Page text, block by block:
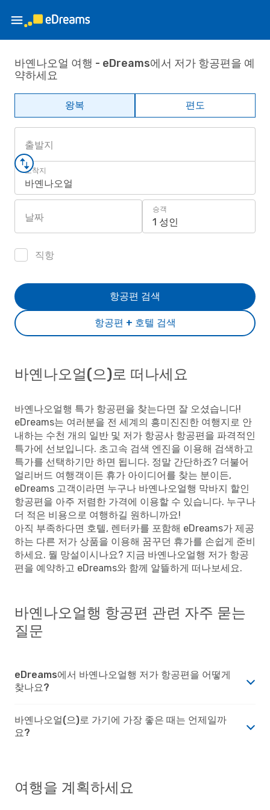
바옌나오얼 여행 - eDreams에서 저가 항공편을 예
약하세요
왕복 편도
출발지
도착지
바옌나오얼
날짜
승객
1 성인
직항
항공편 + 호텔 검색
항공편 검색
바옌나오얼(으)로 떠나세요
바옌나오얼행 특가 항공편을 찾는다면 잘 오셨습니다!
eDreams는 여러분을 전 세계의 흥미진진한 여행지로 안
내하는 수천 개의 일반 및 저가 항공사 항공편을 파격적인
특가에 선보입니다. 초고속 검색 엔진을 이용해 검색하고
특가를 선택하기만 하면 됩니다. 정말 간단하죠? 더불어
얼리버드 여행객이든 휴가 아이디어를 찾는 분이든,
eDreams 고객이라면 누구나 바옌나오얼행 막바지 할인
항공편을 아주 저렴한 가격에 이용할 수 있습니다. 누구나
더 적은 비용으로 여행하길 원하니까요!
아직 부족하다면 호텔, 렌터카를 포함해 eDreams가 제공
하는 다른 저가 상품을 이용해 꿈꾸던 휴가를 손쉽게 준비
하세요. 뭘 망설이시나요? 지금 바옌나오얼행 저가 항공
편을 예약하고 eDreams와 함께 알뜰하게 떠나보세요.
바옌나오얼행 항공편 관련 자주 묻는
질문
eDreams에서 바옌나오얼행 저가 항공편을 어떻게
찾나요?
바옌나오얼(으)로 가기에 가장 좋은 때는 언제일까
요?
여행을 계획하세요